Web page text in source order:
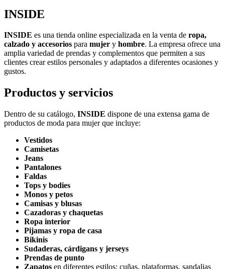
INSIDE
INSIDE es una tienda online especializada en la venta de ropa,
calzado y accesorios para mujer y hombre. La empresa ofrece una
amplia variedad de prendas y complementos que permiten a sus
clientes crear estilos personales y adaptados a diferentes ocasiones y
gustos.
Productos y servicios
Dentro de su catálogo, INSIDE dispone de una extensa gama de
productos de moda para mujer que incluye:
Vestidos
Camisetas
Jeans
Pantalones
Faldas
Tops y bodies
Monos y petos
Camisas y blusas
Cazadoras y chaquetas
Ropa interior
Pijamas y ropa de casa
Bikinis
Sudaderas, cárdigans y jerseys
Prendas de punto
Zapatos en diferentes estilos: cuñas, plataformas, sandalias